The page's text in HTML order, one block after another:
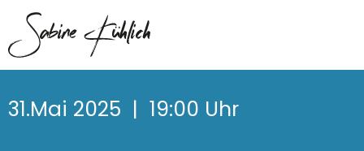
31.Mai 2025 | 19:00 Uhr